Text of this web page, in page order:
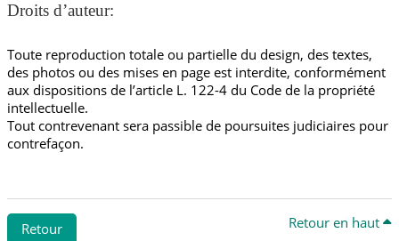
Droits d’auteur:
Toute reproduction totale ou partielle du design, des textes,
des photos ou des mises en page est interdite, conformément
aux dispositions de l’article L. 122-4 du Code de la propriété
intellectuelle.
Tout contrevenant sera passible de poursuites judiciaires pour
contrefaçon.
Retour Retour en haut